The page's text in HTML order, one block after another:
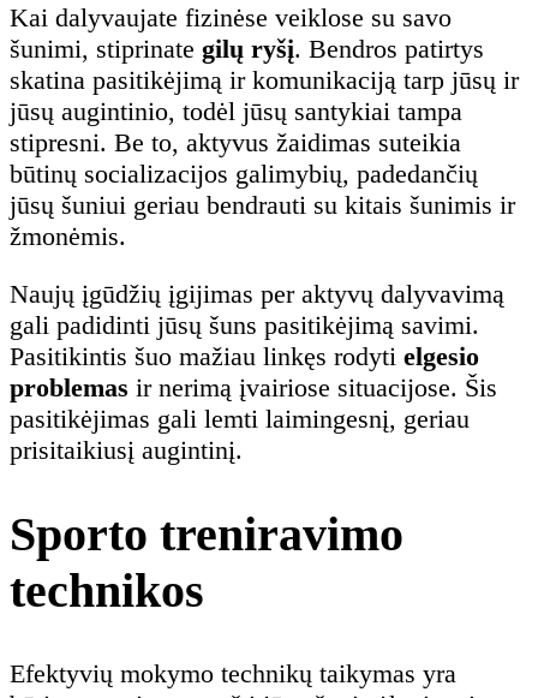
Kai dalyvaujate fizinėse veiklose su savo
šunimi, stiprinate gilų ryšį. Bendros patirtys
skatina pasitikėjimą ir komunikaciją tarp jūsų ir
jūsų augintinio, todėl jūsų santykiai tampa
stipresni. Be to, aktyvus žaidimas suteikia
būtinų socializacijos galimybių, padedančių
jūsų šuniui geriau bendrauti su kitais šunimis ir
žmonėmis.
Naujų įgūdžių įgijimas per aktyvų dalyvavimą
gali padidinti jūsų šuns pasitikėjimą savimi.
Pasitikintis šuo mažiau linkęs rodyti elgesio
problemas ir nerimą įvairiose situacijose. Šis
pasitikėjimas gali lemti laimingesnį, geriau
prisitaikiusį augintinį.
Sporto treniravimo
technikos
Efektyvių mokymo technikų taikymas yra